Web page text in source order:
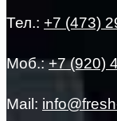
Тел.: +7 (473)
Моб.:+7 (920)
Mail: